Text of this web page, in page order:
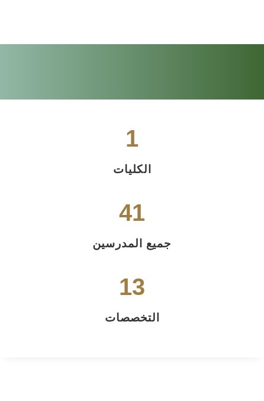
1
الكليات
48
جميع المدرسين
16
التخصصات